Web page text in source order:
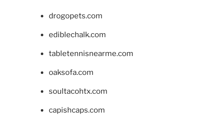
drogopets.com
ediblechalk.com
tabletennisnearme.com
oaksofa.com
soultacohtx.com
capishcaps.com